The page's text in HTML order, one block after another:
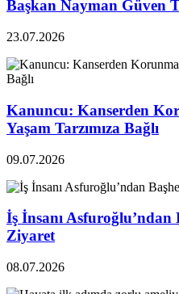
Başkan Nayman Güven
23.07.2026
Kanuncu: Kanserden
Yaşam Tarzımıza Bağlı
09.07.2026
İş İnsanı
Ziyaret
08.07.2026